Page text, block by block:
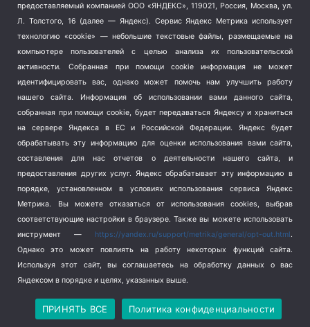
Терроризм (1)
Транспорт (262)
Туризм (178)
Флот (76)
Школа и спорт (2)
Экология (8)
Экономика (1172)
Copyright © 2026
Политика конфиденциальности
предоставляемый компанией ООО «ЯНДЕКС», 119021, Россия, Москва, ул.
Л. Толстого, 16 (далее — Яндекс). Сервис Яндекс Метрика использует
технологию «cookie» — небольшие текстовые файлы, размещаемые на
компьютере пользователей с целью анализа их пользовательской
активности.
Собранная при помощи cookie информация не может
идентифицировать вас, однако может помочь нам улучшить работу
нашего сайта. Информация об использовании вами данного сайта,
собранная при помощи cookie, будет передаваться Яндексу и храниться
на сервере Яндекса в ЕС и Российской Федерации. Яндекс будет
обрабатывать эту информацию для оценки использования вами сайта,
составления для нас отчетов о деятельности нашего сайта, и
предоставления других услуг. Яндекс обрабатывает эту информацию в
порядке, установленном в условиях использования сервиса Яндекс
Метрика.
Вы можете отказаться от использования cookies, выбрав
соответствующие настройки в браузере. Также вы можете использовать
инструмент — https://yandex.ru/support/metrika/general/opt-out.html.
Однако это может повлиять на работу некоторых функций сайта.
Используя этот сайт, вы соглашаетесь на обработку данных о вас
Яндексом в порядке и целях, указанных выше.
ПРИНЯТЬ ВСЕ Политика конфиденциальности